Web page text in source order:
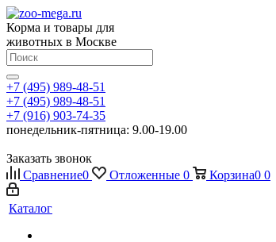
Корма и товары для
животных в Москве
+7 (495) 989-48-51
+7 (495) 989-48-51
+7 (916) 903-74-35
понедельник-пятница: 9.00-19.00
Заказать звонок
Сравнение0 Отложенные 0 Корзина0 0
Каталог